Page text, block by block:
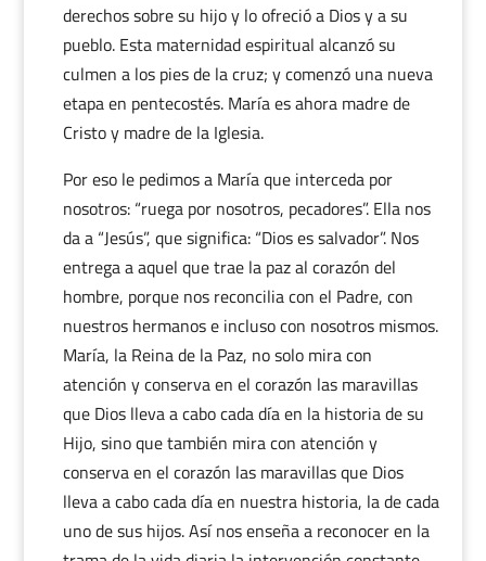
derechos sobre su hijo y lo ofreció a Dios y a su
pueblo. Esta maternidad espiritual alcanzó su
culmen a los pies de la cruz; y comenzó una nueva
etapa en pentecostés. María es ahora madre de
Cristo y madre de la Iglesia.
Por eso le pedimos a María que interceda por
nosotros: “ruega por nosotros, pecadores”. Ella nos
da a “Jesús”, que significa: “Dios es salvador”. Nos
entrega a aquel que trae la paz al corazón del
hombre, porque nos reconcilia con el Padre, con
nuestros hermanos e incluso con nosotros mismos.
María, la Reina de la Paz, no solo mira con
atención y conserva en el corazón las maravillas
que Dios lleva a cabo cada día en la historia de su
Hijo, sino que también mira con atención y
conserva en el corazón las maravillas que Dios
lleva a cabo cada día en nuestra historia, la de cada
uno de sus hijos. Así nos enseña a reconocer en la